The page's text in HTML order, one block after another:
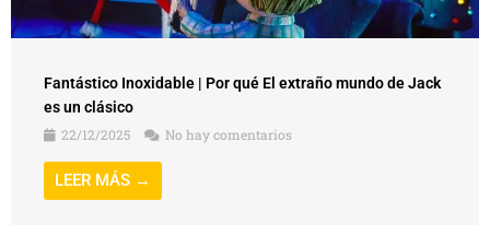
Fantástico Inoxidable | Por qué El extraño mundo de Jack
es un clásico
22/12/2025
No hay comentarios
LEER MÁS →